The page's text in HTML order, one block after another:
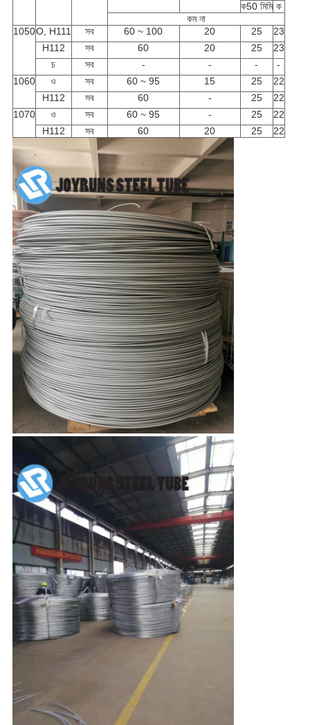
ক50 মিমি ক
কম না
1050O, H111 সব 60 ~ 100 20 25
23
H112
সব 60 20 25
23
চ
সব - - -
-
1060
ও সব 60 ~ 95 15 25
22
H112
সব 60 - 25
22
1070
ও সব 60 ~ 95 - 25
22
H112
সব 60 20 25 22